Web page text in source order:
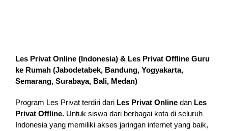
Les Privat Online (Indonesia) & Les Privat Offline Guru
ke Rumah (Jabodetabek, Bandung, Yogyakarta,
Semarang, Surabaya, Bali, Medan)
Program Les Privat terdiri dari Les Privat Online dan Les
Privat Offline. Untuk siswa dari berbagai kota di seluruh
Indonesia yang memiliki akses jaringan internet yang baik,